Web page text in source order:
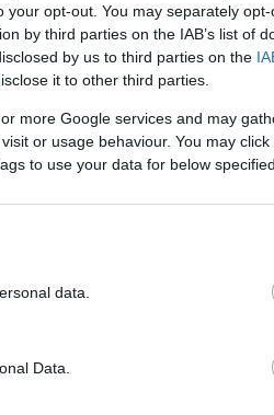
opt-out. You may separately
by third parties on the IAB’s list of
by us to third parties on the
it to other third parties.
more Google services and may
or usage behaviour. You may
to use your data for below
data.
Data.
εδώ
2000 /